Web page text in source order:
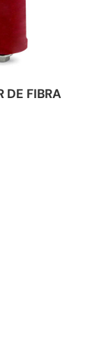
DE FIBRA